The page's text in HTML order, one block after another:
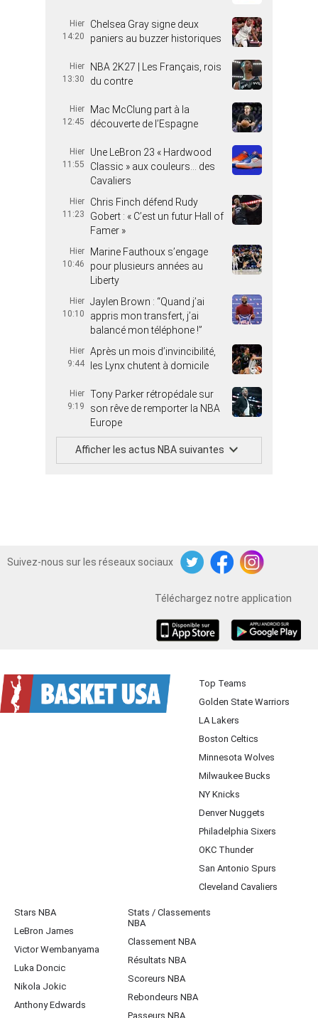
Hier
14:20
Chelsea Gray signe deux
paniers au buzzer historiques
Hier
13:30
NBA 2K27 | Les Français, rois
du contre
Hier
12:45
Mac McClung part à la
découverte de l’Espagne
Hier
11:55
Une LeBron 23 « Hardwood
Classic » aux couleurs… des
Cavaliers
Hier
11:23
Chris Finch défend Rudy
Gobert : « C’est un futur Hall of
Famer »
Hier
10:46
Marine Fauthoux s’engage
pour plusieurs années au
Liberty
Hier
10:10
Jaylen Brown : “Quand j’ai
appris mon transfert, j’ai
balancé mon téléphone !”
Hier
9:44
Après un mois d’invincibilité,
les Lynx chutent à domicile
Hier
9:19
Tony Parker rétropédale sur
son rêve de remporter la NBA
Europe
Afficher les actus NBA suivantes
Suivez-nous sur les réseaux sociaux
TwitterFacebookInstagram
Téléchargez notre application
Top Teams
Golden State Warriors
LA Lakers
Boston Celtics
Minnesota Wolves
Milwaukee Bucks
NY Knicks
Denver Nuggets
Philadelphia Sixers
OKC Thunder
San Antonio Spurs
Cleveland Cavaliers
Stars NBA
LeBron James
Victor Wembanyama
Luka Doncic
Nikola Jokic
Anthony Edwards
Stats / Classements
NBA
Classement NBA
Résultats NBA
Scoreurs NBA
Rebondeurs NBA
Passeurs NBA